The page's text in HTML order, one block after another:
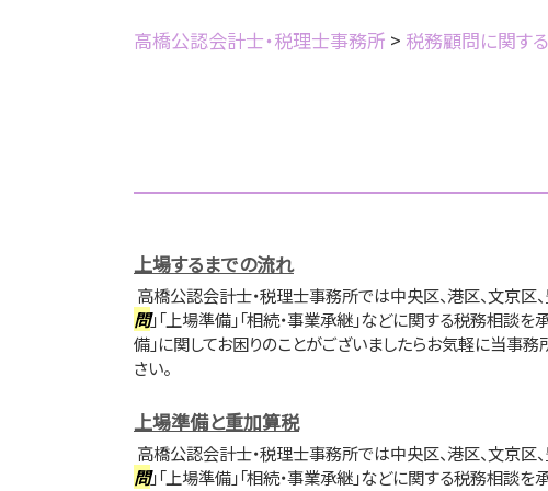
高橋公認会計士・税理士事務所 > 税務顧問に関す
上場するまでの流れ
高橋公認会計士・税理士事務所では中央区、港区、文京区
問」「上場準備」「相続・事業承継」などに関する税務相談を
備」に関してお困りのことがございましたらお気軽に当事
さい。
上場準備と重加算税
高橋公認会計士・税理士事務所では中央区、港区、文京区
問」「上場準備」「相続・事業承継」などに関する税務相談を